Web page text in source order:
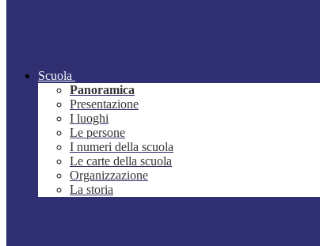
Scuola
Panoramica
Presentazione
I luoghi
Le persone
I numeri della scuola
Le carte della scuola
Organizzazione
La storia